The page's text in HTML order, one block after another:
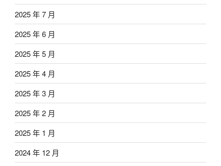
2025 年 7 月
2025 年 6 月
2025 年 5 月
2025 年 4 月
2025 年 3 月
2025 年 2 月
2025 年 1 月
2024 年 12 月